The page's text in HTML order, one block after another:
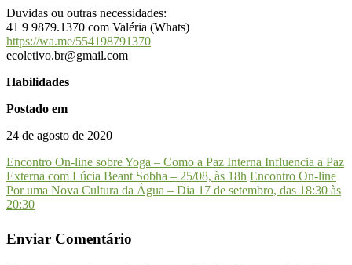
Duvidas ou outras necessidades:
41 9 9879.1370 com Valéria (Whats)
https://wa.me/554198791370
ecoletivo.br@gmail.com
Habilidades
Postado em
24 de agosto de 2020
Encontro On-line sobre Yoga – Como a Paz Interna Influencia a Paz
Externa com Lúcia Beant Sobha – 25/08, às 18h Encontro On-line
Por uma Nova Cultura da Água – Dia 17 de setembro, das 18:30 às
20:30
Enviar Comentário